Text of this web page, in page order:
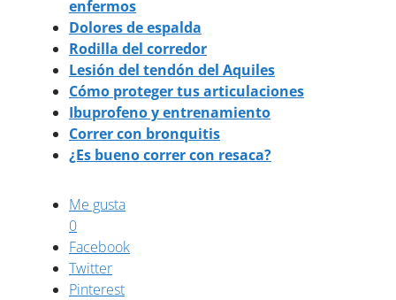
enfermos
Dolores de espalda
Rodilla del corredor
Lesión del tendón del Aquiles
Cómo proteger tus articulaciones
Ibuprofeno y entrenamiento
Correr con bronquitis
¿Es bueno correr con resaca?
Me gusta
0
Facebook
Twitter
Pinterest